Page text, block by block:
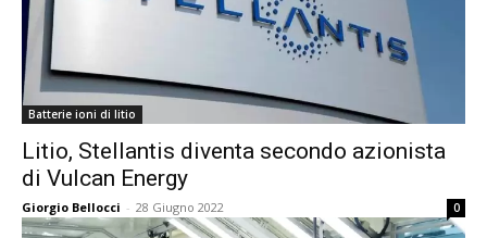
Batterie ioni di litio
Litio, Stellantis diventa secondo azionista
di Vulcan Energy
Giorgio Bellocci - 28 Giugno 2022 0